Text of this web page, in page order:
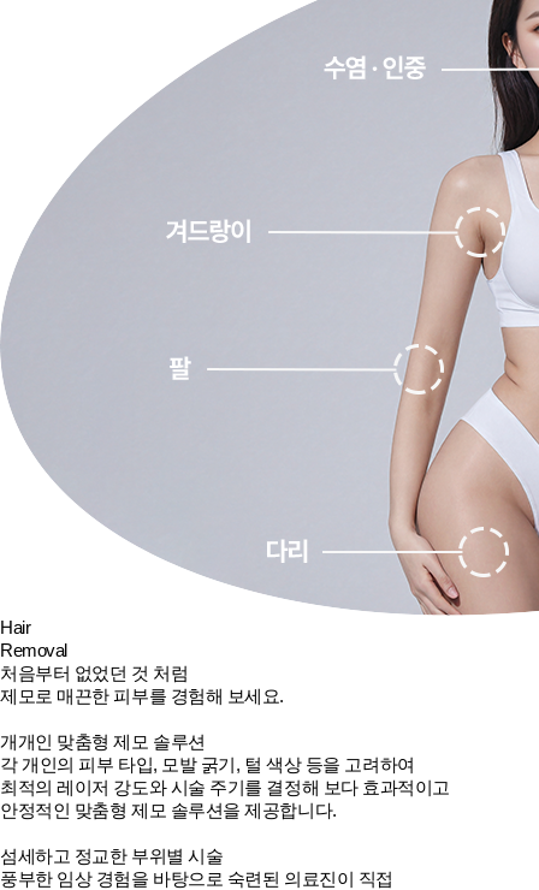
Hair
Removal
처음부터 없었던 것 처럼
제모로 매끈한 피부를 경험해 보세요.
개개인 맞춤형 제모 솔루션
각 개인의 피부 타입, 모발 굵기, 털 색상 등을 고려하여
최적의 레이저 강도와 시술 주기를 결정해 보다 효과적이고
안정적인 맞춤형 제모 솔루션을 제공합니다.
섬세하고 정교한 부위별 시술
풍부한 임상 경험을 바탕으로 숙련된 의료진이 직접